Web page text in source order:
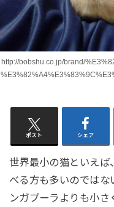
http://bobshu.co.jp/brand/
ポスト シェア
世界最小の猫といえば
べる方も多いのではな
ンガプーラよりも小